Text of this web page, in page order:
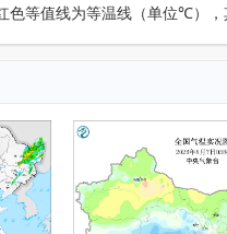
等值线为等温线（单位℃），